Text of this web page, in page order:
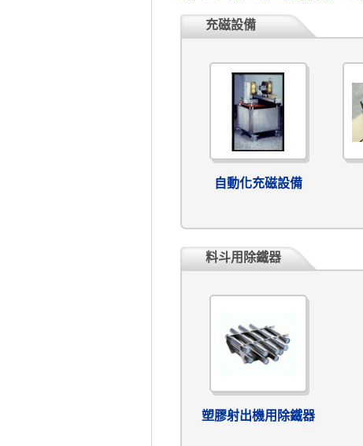
充磁設備
自動化充磁設備
料斗用除鐵器
塑膠射出機用除鐵器